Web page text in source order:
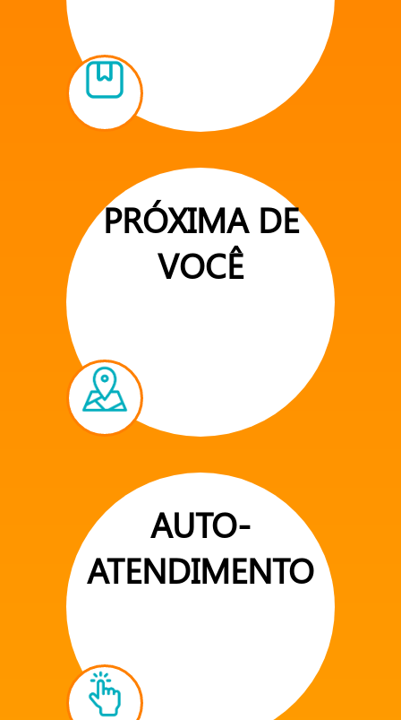
PRÓXIMA DE
VOCÊ
AUTO-
ATENDIMENTO